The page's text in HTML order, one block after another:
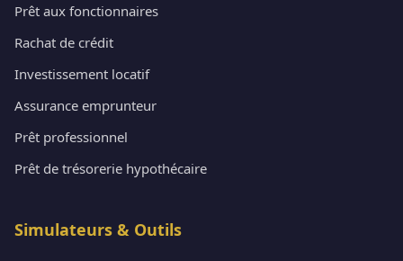
Prêt aux fonctionnaires
Rachat de crédit
Investissement locatif
Assurance emprunteur
Prêt professionnel
Prêt de trésorerie hypothécaire
Simulateurs & Outils